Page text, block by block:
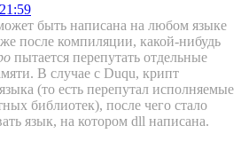
быть написана на любом языке
после компиляции, какой-нибудь
пытается перепутать отдельные
В случае с Duqu, крипт
(то есть перепутал исполняемые
библиотек), после чего стало
язык, на котором dll написана.